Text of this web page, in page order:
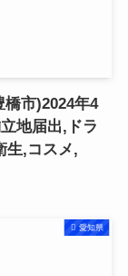
橋市)2024年4
地届出,ドラ
生,コスメ,
愛知県